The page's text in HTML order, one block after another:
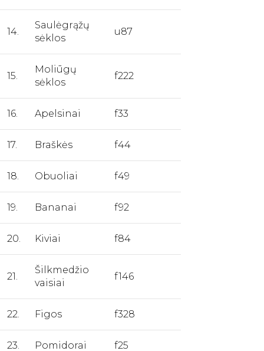
14.
Saulėgrąžų
sėklos
u87
15.
Moliūgų
sėklos
f222
16. Apelsinai f33
17. Braškės f44
18. Obuoliai f49
19. Bananai f92
20. Kiviai f84
21.
Šilkmedžio
vaisiai
f146
22. Figos f328
23. Pomidorai f25